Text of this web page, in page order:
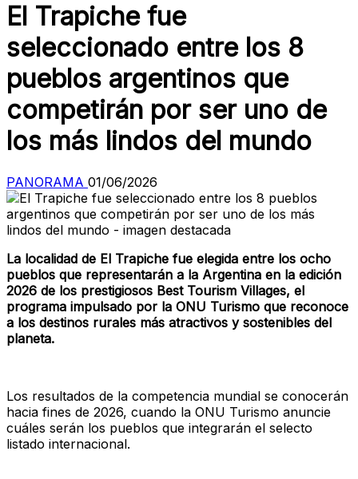
El Trapiche fue
seleccionado entre los 8
pueblos argentinos que
competirán por ser uno de
los más lindos del mundo
PANORAMA 01/06/2026
La localidad de El Trapiche fue elegida entre los ocho
pueblos que representarán a la Argentina en la edición
2026 de los prestigiosos Best Tourism Villages, el
programa impulsado por la ONU Turismo que reconoce
a los destinos rurales más atractivos y sostenibles del
planeta.
Los resultados de la competencia mundial se conocerán
hacia fines de 2026, cuando la ONU Turismo anuncie
cuáles serán los pueblos que integrarán el selecto
listado internacional.